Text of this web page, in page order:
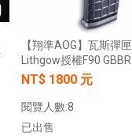
【翔準AOG】瓦斯彈
Lithgow授權F90
NT$ 1800 元
閱覽人數:8
已出售